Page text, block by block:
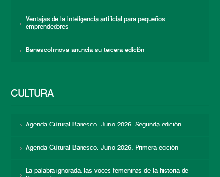
Ventajas de la inteligencia artificial para pequeños
emprendedores
BanescoInnova anuncia su tercera edición
CULTURA
Agenda Cultural Banesco. Junio 2026. Segunda edición
Agenda Cultural Banesco. Junio 2026. Primera edición
La palabra ignorada: las voces femeninas de la historia de